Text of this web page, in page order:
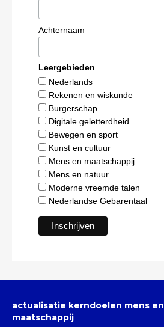
Achternaam
Leergebieden
Nederlands
Rekenen en wiskunde
Burgerschap
Digitale geletterdheid
Bewegen en sport
Kunst en cultuur
Mens en maatschappij
Mens en natuur
Moderne vreemde talen
Nederlandse Gebarentaal
actualisatie kerndoelen mens en
maatschappij